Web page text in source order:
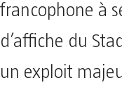
francophone à
d’affiche du
un exploit